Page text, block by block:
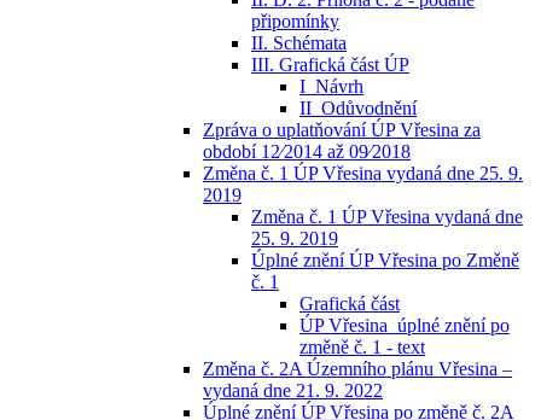
připomínky
II. Schémata
III. Grafická část ÚP
I_Návrh
II_Odůvodnění
Zpráva o uplatňování ÚP Vřesina za
období 12⁄2014 až 09⁄2018
Změna č. 1 ÚP Vřesina vydaná dne 25. 9.
2019
Změna č. 1 ÚP Vřesina vydaná dne
25. 9. 2019
Úplné znění ÚP Vřesina po Změně
č. 1
Grafická část
ÚP Vřesina_úplné znění po
změně č. 1 - text
Změna č. 2A Územního plánu Vřesina –
vydaná dne 21. 9. 2022
Úplné znění ÚP Vřesina po změně č. 2A